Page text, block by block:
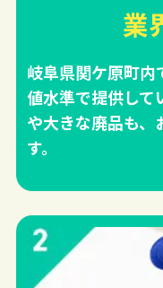
業
岐阜県関ケ原町
値水準で提供して
や大きな廃品も、
す。